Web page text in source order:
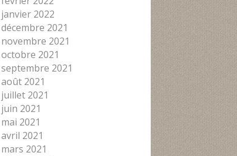
janvier 2022
décembre 2021
novembre 2021
octobre 2021
septembre 2021
août 2021
juillet 2021
juin 2021
mai 2021
avril 2021
mars 2021